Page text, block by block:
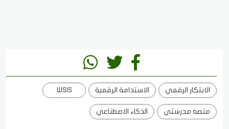
الابتكار الرقمي الاستدامة الرقمية WSIS
منصة مدرستي الذكاء الاصطناعي